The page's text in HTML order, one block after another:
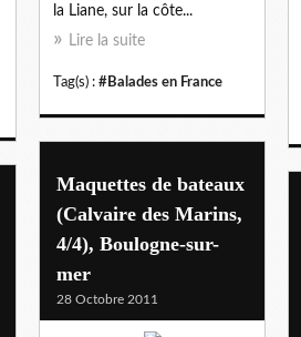
la Liane, sur la côte...
Lire la suite
Tag(s) : #Balades en France
Maquettes de bateaux
(Calvaire des Marins,
4/4), Boulogne-sur-
mer
28 Octobre 2011